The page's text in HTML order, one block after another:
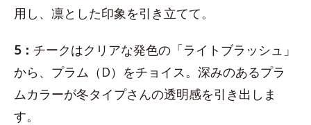
用し、凛とした印象を引き立てて。
5： チークはクリアな発色の「ライトブラッシュ」
から、プラム（D）をチョイス。深みのあるプラ
ムカラーが冬タイプさんの透明感を引き出しま
す。